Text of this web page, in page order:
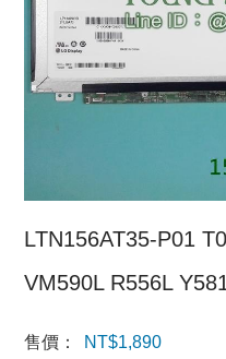
LTN156AT35-P01
VM590L R556L
售價： NT$1,890